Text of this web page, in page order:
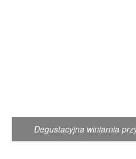
Degustacyjna winiarnia